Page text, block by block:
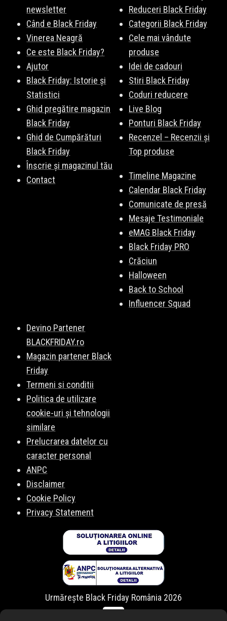
newsletter
Când e Black Friday
Vinerea Neagră
Ce este Black Friday?
Ajutor
Black Friday: Istorie și
Statistici
Ghid pregătire magazin
Black Friday
Ghid de Cumpărături
Black Friday
Înscrie și magazinul tău
Contact
Reduceri Black Friday
Categorii Black Friday
Cele mai vândute
produse
Idei de cadouri
Stiri Black Friday
Coduri reducere
Live Blog
Ponturi Black Friday
Recenzel – Recenzii și
Top produse
Timeline Magazine
Calendar Black Friday
Comunicate de presă
Mesaje Testimoniale
eMAG Black Friday
Black Friday PRO
Crăciun
Halloween
Back to School
Influencer Squad
Devino Partener
BLACKFRIDAY.ro
Magazin partener Black
Friday
Termeni si conditii
Politica de utilizare
cookie-uri și tehnologii
similare
Prelucrarea datelor cu
caracter personal
ANPC
Disclaimer
Cookie Policy
Privacy Statement
Urmărește Black Friday România 2026